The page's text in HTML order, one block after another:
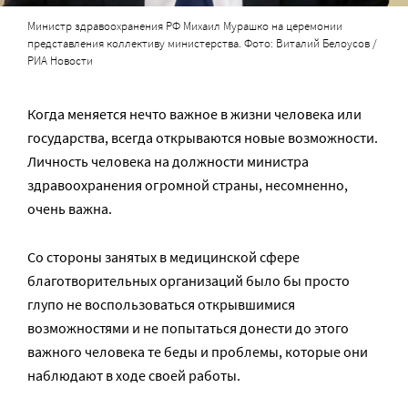
Министр здравоохранения РФ Михаил Мурашко на церемонии
представления коллективу министерства. Фото: Виталий Белоусов /
РИА Новости
Когда меняется нечто важное в жизни человека или
государства, всегда открываются новые возможности.
Личность человека на должности министра
здравоохранения огромной страны, несомненно,
очень важна.
Со стороны занятых в медицинской сфере
благотворительных организаций было бы просто
глупо не воспользоваться открывшимися
возможностями и не попытаться донести до этого
важного человека те беды и проблемы, которые они
наблюдают в ходе своей работы.